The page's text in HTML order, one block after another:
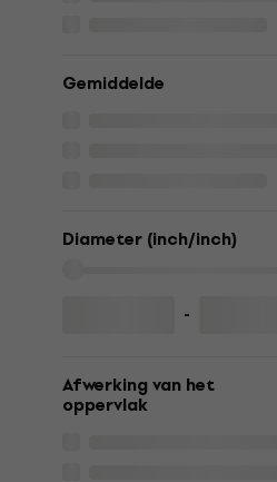
Gemiddelde
Diameter (inch/inch)
-
Afwerking van het
oppervlak